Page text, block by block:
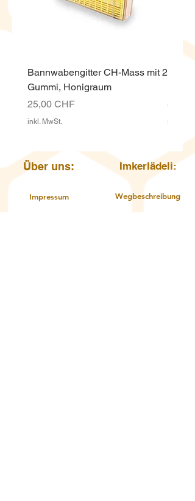
Bannwabengitter CH-Mass mit 2
Gummi, Honigraum
Preis
25,00 CHF
inkl. MwSt.
Preis
4,00
inkl.
Über uns: Imkerlädeli:
Impressum Wegbeschreibung